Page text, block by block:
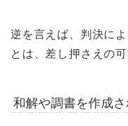
逆を言えば、判決に
とは、差し押さえの
和解や調書を作成さ